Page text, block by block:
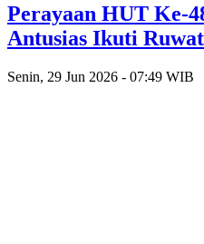
Perayaan HUT Ke-
Antusias Ikuti
Senin, 29 Jun 2026 - 07:49 WIB